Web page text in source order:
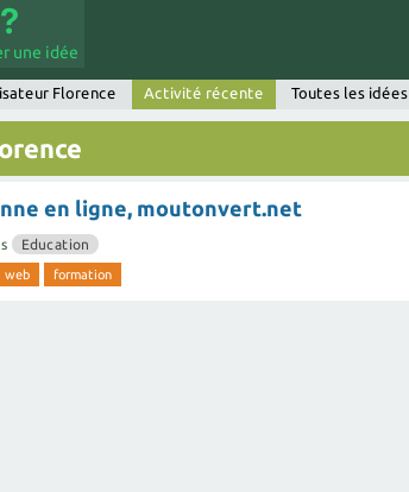
une idée
Florence Activité récente Toutes les idées
en ligne, moutonvert.net
Education
web formation